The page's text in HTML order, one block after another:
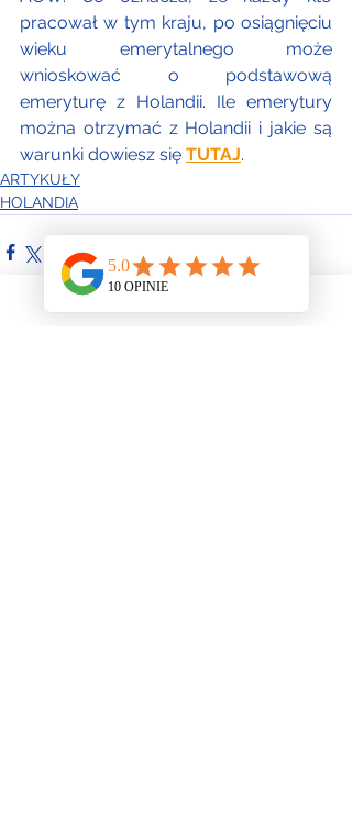
pracował w tym kraju, po osiągnięciu
wieku emerytalnego może
wnioskować o podstawową
emeryturę z Holandii. Ile emerytury
można otrzymać z Holandii i jakie są
warunki dowiesz się TUTAJ.
ARTYKUŁY
HOLANDIA